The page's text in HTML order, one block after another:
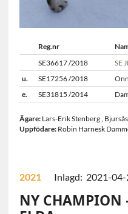
Reg.nr
SE36617 /2018
SE
u.
SE17256 /2018
e.
SE31815 /2014
Ägare: Lars-Erik Stenberg, Bjursås
Uppfödare: Robin Harnesk
2021 Inlagd: 2021-
NY CHAMPION